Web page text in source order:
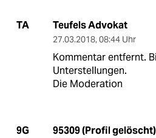
TA Teufels Advokat
27.03.2018, 08:44 Uhr
Kommentar entfernt.
Unterstellungen.
Die Moderation
9G 95309 (Profil gelöscht)